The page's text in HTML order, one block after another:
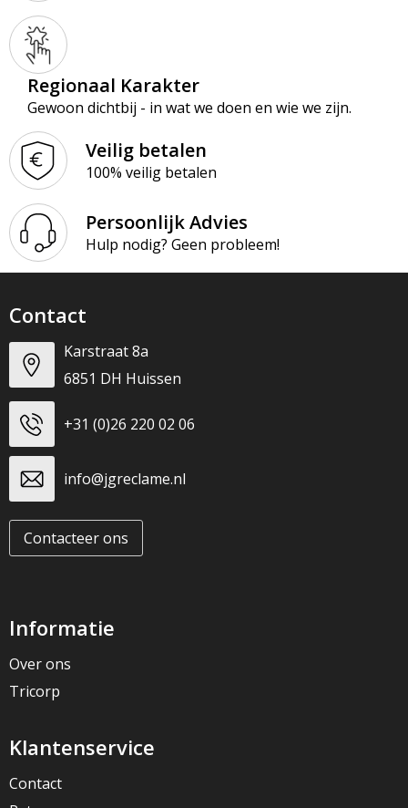
Regionaal Karakter
Gewoon dichtbij - in wat we doen en wie we zijn.
Veilig betalen
100% veilig betalen
Persoonlijk Advies
Hulp nodig? Geen probleem!
Contact
Karstraat 8a
6851 DH Huissen
+31 (0)26 220 02 06
info@jgreclame.nl
Contacteer ons
Informatie
Over ons
Tricorp
Klantenservice
Contact